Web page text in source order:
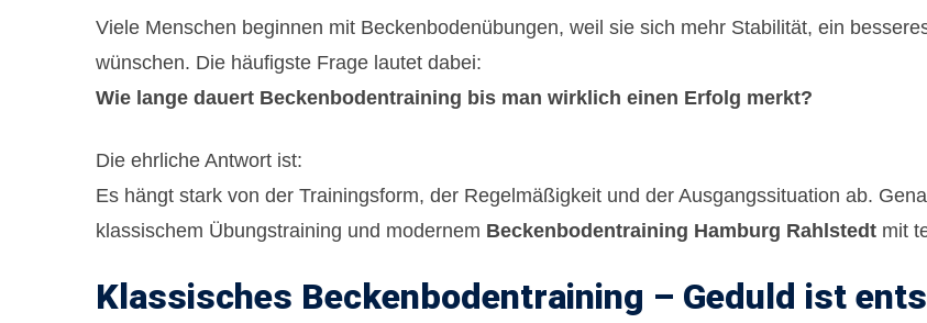
Viele Menschen beginnen mit Beckenbodenübungen, weil sie sich mehr Stabilität, ein
wünschen. Die häufigste Frage lautet dabei:
Wie lange dauert Beckenbodentraining bis man wirklich einen Erfolg merkt?
Die ehrliche Antwort ist:
Es hängt stark von der Trainingsform, der Regelmäßigkeit und der Ausgangssituation ab.
klassischem Übungstraining und modernem Beckenbodentraining Hamburg Rahlstedt mit
Klassisches Beckenbodentraining – Geduld ist